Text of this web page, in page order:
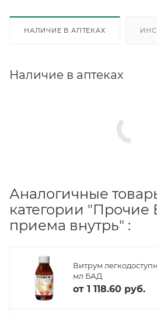
НАЛИЧИЕ В АПТЕКАХ
Наличие в аптеках
Аналогичные
категории "Прочие
приема внутрь" :
Витрум
мл БАД
от 1 118.60 руб.